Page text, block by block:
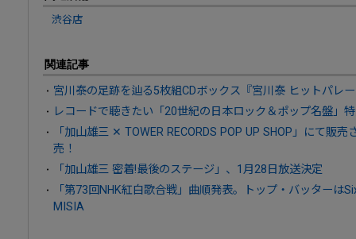
渋谷店
関連記事
宮川泰の足跡を辿る5枚組CDボックス『宮川泰 ヒットパレ
レコードで聴きたい「20世紀の日本ロック＆ポップ名盤」
「加山雄三 ✕ TOWER RECORDS POP UP SHOP」にて販
売！
「加山雄三 密着!最後のステージ」、1月28日放送決定
「第73回NHK紅白歌合戦」曲順発表。トップ・バッターは
MISIA